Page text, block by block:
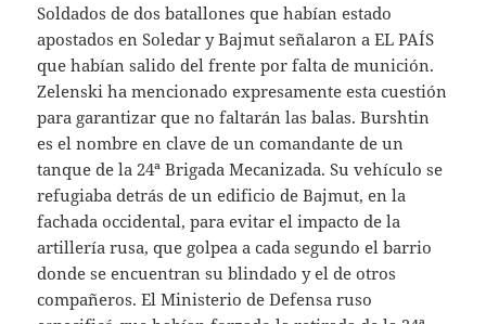
Soldados de dos batallones que habían estado
apostados en Soledar y Bajmut señalaron a EL PAÍS
que habían salido del frente por falta de munición.
Zelenski ha mencionado expresamente esta cuestión
para garantizar que no faltarán las balas. Burshtin
es el nombre en clave de un comandante de un
tanque de la 24ª Brigada Mecanizada. Su vehículo se
refugiaba detrás de un edificio de Bajmut, en la
fachada occidental, para evitar el impacto de la
artillería rusa, que golpea a cada segundo el barrio
donde se encuentran su blindado y el de otros
compañeros. El Ministerio de Defensa ruso